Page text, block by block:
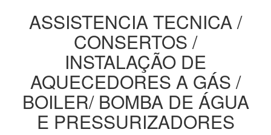
ASSISTENCIA TECNICA /
CONSERTOS /
INSTALAÇÃO DE
AQUECEDORES A GÁS /
BOILER/ BOMBA DE ÁGUA
E PRESSURIZADORES